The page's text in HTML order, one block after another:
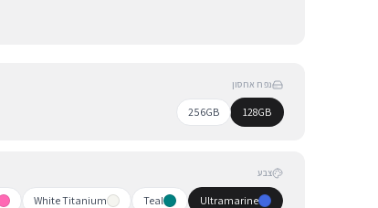
נפח אחסון
128GB
256GB
צבע
Ultramarine
Teal
White Titanium